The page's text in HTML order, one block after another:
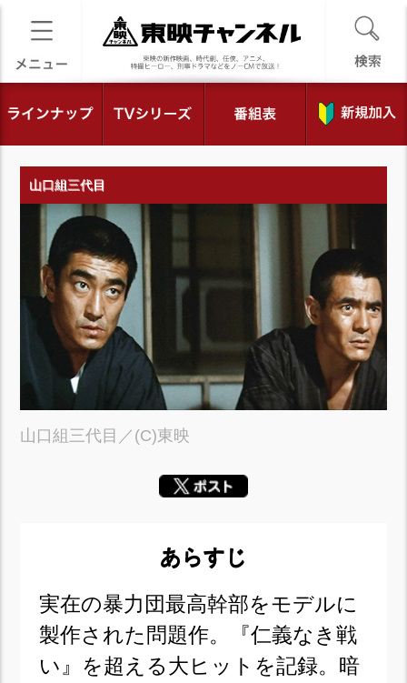
山口組三代目
山口組三代目／(C)東映
あらすじ
実在の暴力団最高幹部をモデルに
製作された問題作。『仁義なき戦
い』を超える大ヒットを記録。暗